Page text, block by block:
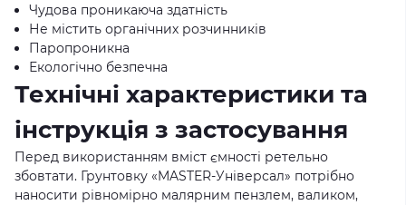
Чудова проникаюча здатність
Не містить органічних розчинників
Паропроникна
Екологічно безпечна
Технічні характеристики та
інструкція з застосування
Перед використанням вміст ємності ретельно
збовтати. Грунтовку «MASTER-Універсал» потрібно
наносити рівномірно малярним пензлем, валиком,